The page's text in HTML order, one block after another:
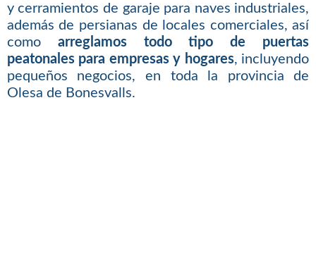
y cerramientos de garaje para naves industriales,
además de persianas de locales comerciales, así
como arreglamos todo tipo de puertas
peatonales para empresas y hogares, incluyendo
pequeños negocios, en toda la provincia de
Olesa de Bonesvalls.